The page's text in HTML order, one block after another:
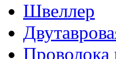
Швеллер
Проволока